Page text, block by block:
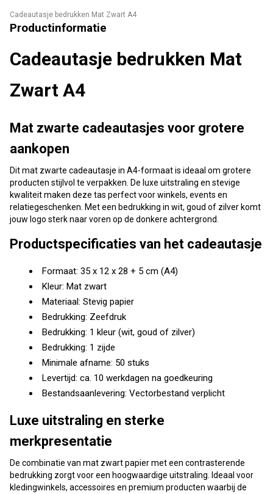
Cadeautasje bedrukken Mat Zwart A4
Productinformatie
Cadeautasje bedrukken Mat
Zwart A4
Mat zwarte cadeautasjes voor grotere
aankopen
Dit mat zwarte cadeautasje in A4-formaat is ideaal om grotere
producten stijlvol te verpakken. De luxe uitstraling en stevige
kwaliteit maken deze tas perfect voor winkels, events en
relatiegeschenken. Met een bedrukking in wit, goud of zilver komt
jouw logo sterk naar voren op de donkere achtergrond.
Productspecificaties van het cadeautasje
Formaat: 35 x 12 x 28 + 5 cm (A4)
Kleur: Mat zwart
Materiaal: Stevig papier
Bedrukking: Zeefdruk
Bedrukking: 1 kleur (wit, goud of zilver)
Bedrukking: 1 zijde
Minimale afname: 50 stuks
Levertijd: ca. 10 werkdagen na goedkeuring
Bestandsaanlevering: Vectorbestand verplicht
Luxe uitstraling en sterke
merkpresentatie
De combinatie van mat zwart papier met een contrasterende
bedrukking zorgt voor een hoogwaardige uitstraling. Ideaal voor
kledingwinkels, accessoires en premium producten waarbij de